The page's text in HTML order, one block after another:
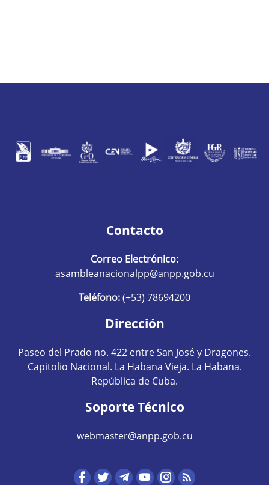
Contacto
Correo Electrónico:
asambleanacionalpp@anpp.gob.cu
Teléfono:(+53) 78694200
Dirección
Paseo del Prado no. 422 entre San José y Dragones.
Capitolio Nacional. La Habana Vieja. La Habana.
República de Cuba.
Soporte Técnico
webmaster@anpp.gob.cu
Redes sociales